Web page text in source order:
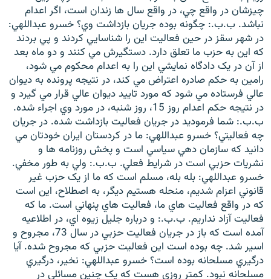
چيزشان در واقع چي، در واقع سال ها زندان است، اگر اعدام
نباشد. ب.ب.: چگونه بوده جريان بازداشت وي؟ خسرو عبداللهي:
در شهر سقز در حين فعاليت اين را شناسايي کردند و پي بردند
که اين به حزب ما تعلق دارد. دستگيرش مي کنند و دو ماه بعد
از آن در يک دادگاه نمايشي اين را به اعدام محکوم مي شود،
رامين به حکم صادره اعتراض مي کند، در نتيجه پرونده به ديوان
عالي فرستاده مي شود که مورد تاييد ديوان عالي قرار مي گيرد و
در نتيجه حکم اعدام روز 15، روز شنبه، در مورد وي اجراء شده.
ب.ب.: شما فرموديد در جريان فعاليت بازداشت شده. در جريان
چه فعاليتي؟ خسرو عبداللهي: ما در کردستان ايران خودتان مي
دانيد که سازمان دهي سياسي است و پخش روزنامه ها و
نشريات حزبي است در شرايط فعلي. ب.ب.: ولي به طور مخفي.
خسرو عبداللهي: بله بله، مسلم است که ما از يک حزب غير
قانوني اعزام شديم، منحله هستيم ديگر، به اصطلاح، اين است
که در واقع فعاليت هاي ما، فعاليت هاي پنهاني است. ما که
فعاليت آزاد نداريم. ب.ب.: و درباره جليل زيوه اي، در اطلاعيه
آمده است که باز در جريان فعاليت حزبي در سال 73، مجروح و
اسير شد. چه بوده است اين فعاليت حزبي که مجروح شده. آيا
درگيري مسلحانه بوده است؟ خسرو عبداللهي: نخير، درگيري
مسلحانه نبود. کمتر روزي هست که يک چنين مسائلي در